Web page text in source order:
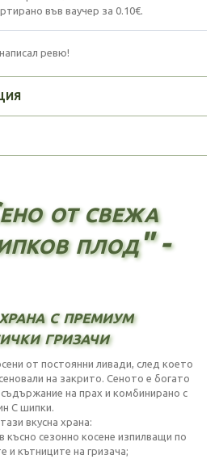
във ваучер за 0.10€.
ревю!
от свежа
плод" -
с премиум
гризачи
от постоянни ливади, след което
на закрито. Сеното е богато
на прах и комбинирано с
С шипки.
вкусна храна:
късно сезонно косене изпилващи по
и кътниците на гризача;